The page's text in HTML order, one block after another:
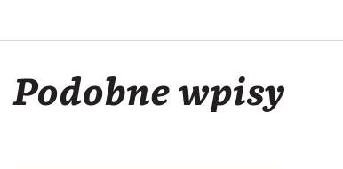
Podobne wpisy